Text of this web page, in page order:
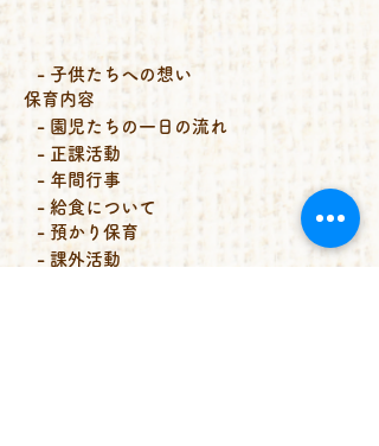
- 子供たちへの想い
- 年間行事
- 給食について
- 預かり保育
- 正課活動
- 課外活動
- 園児たちの一日の流れ
保育内容